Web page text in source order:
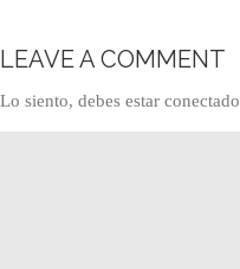
LEAVE A COMMENT
Lo siento, debes estar conectado